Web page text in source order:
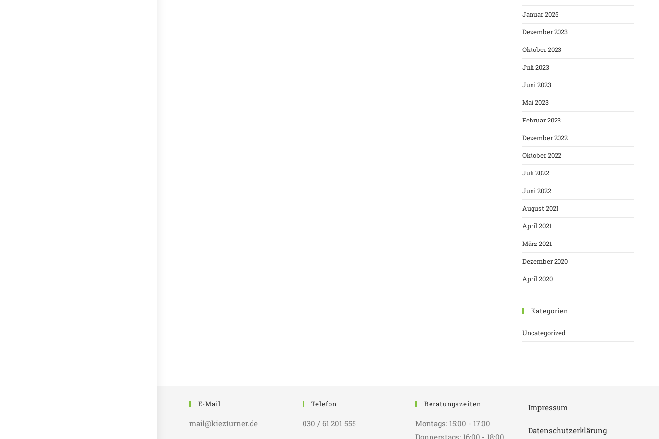
Januar 2025
Dezember 2023
Oktober 2023
Juli 2023
Juni 2023
Mai 2023
Februar 2023
Dezember 2022
Oktober 2022
Juli 2022
Juni 2022
August 2021
April 2021
März 2021
Dezember 2020
April 2020
Kategorien
Uncategorized
E-Mail
mail@kiezturner.de
Telefon
030 / 61 201 555
Beratungszeiten
Montags: 15:00 - 17:00
Donnerstags: 16:00 - 18:00
Impressum
Datenschutzerklärung